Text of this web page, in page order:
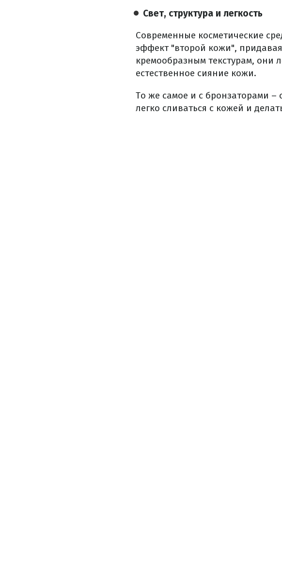
Свет, структура и легкость
Современные косметические
эффект "второй кожи",
кремообразным текстурам, они
естественное сияние кожи.
То же самое и с бронзаторами –
легко сливаться с кожей и